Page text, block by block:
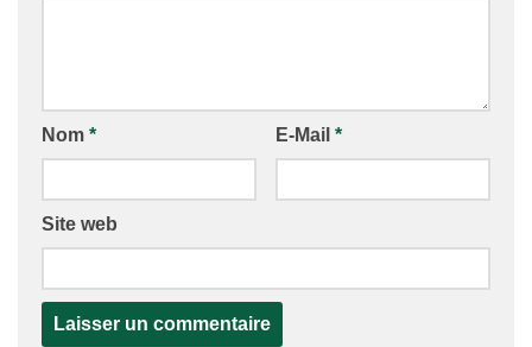
Nom * E-Mail *
Site web